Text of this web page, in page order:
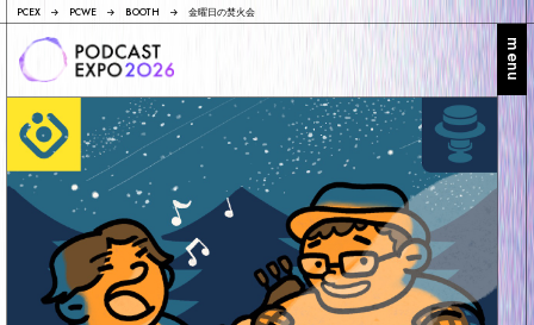
PCEX PCWE BOOTH 金曜日の焚火会
menu